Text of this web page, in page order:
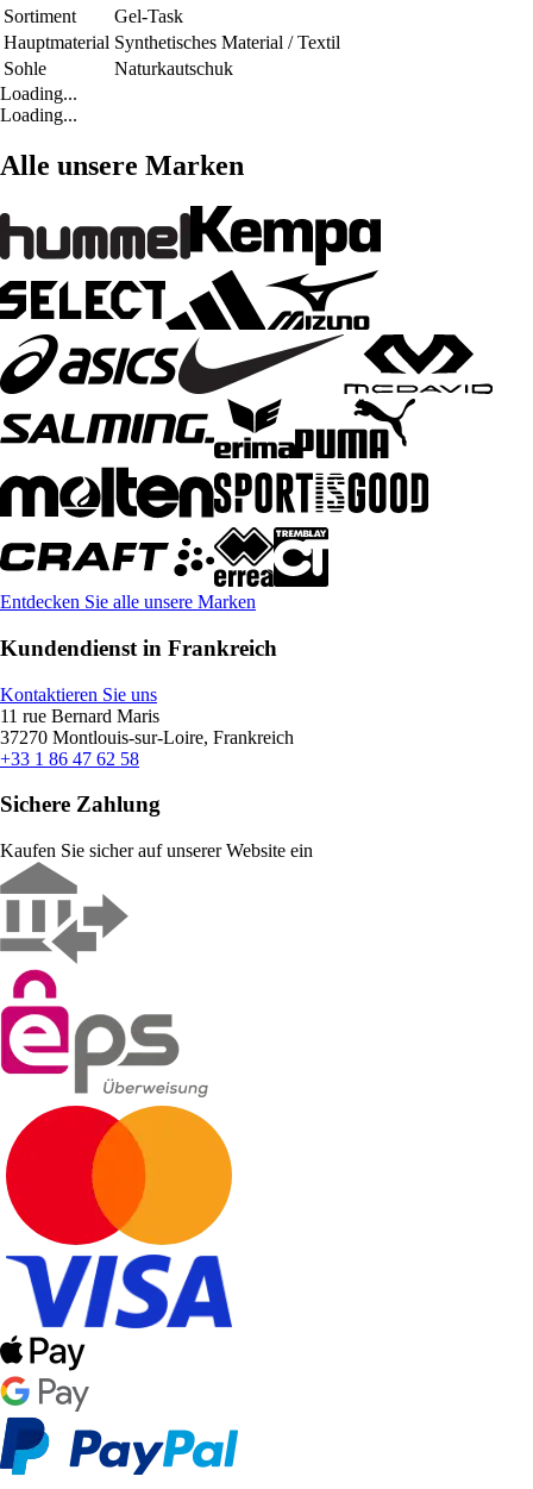
Sortiment
Gel-Task
Hauptmaterial Synthetisches Material / Textil
Sohle
Naturkautschuk
Loading...
Loading...
Alle unsere Marken
Entdecken Sie alle unsere Marken
Kundendienst in Frankreich
Kontaktieren Sie uns
11 rue Bernard Maris
37270 Montlouis-sur-Loire, Frankreich
+33 1 86 47 62 58
Sichere Zahlung
Kaufen Sie sicher auf unserer Website ein